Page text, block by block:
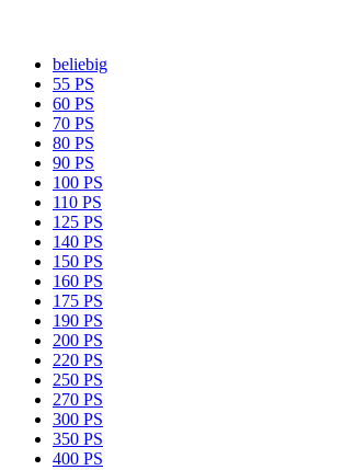
beliebig
55 PS
60 PS
70 PS
80 PS
90 PS
100 PS
110 PS
125 PS
140 PS
150 PS
160 PS
175 PS
190 PS
200 PS
220 PS
250 PS
270 PS
300 PS
350 PS
400 PS